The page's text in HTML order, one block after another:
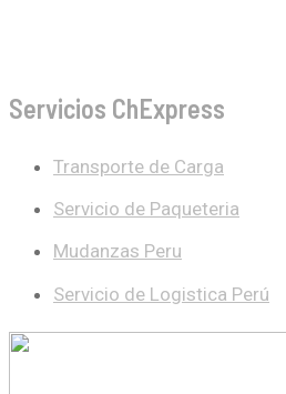
Servicios ChExpress
Transporte de Carga
Servicio de Paqueteria
Mudanzas Peru
Servicio de Logistica Perú